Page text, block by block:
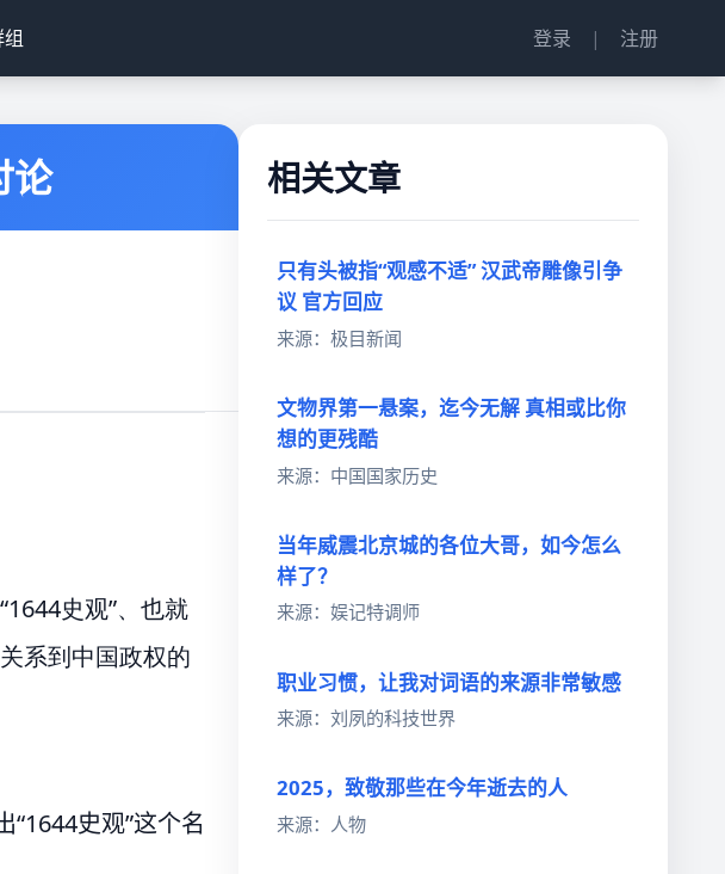
登录 | 注册
论
史观”、也就
系到中国政权的
史观”这个名
相关文章
只有头被指“观感不适” 汉武帝雕像引争
议 官方回应
来源：极目新闻
文物界第一悬案，迄今无解 真相或比你
想的更残酷
来源：中国国家历史
当年威震北京城的各位大哥，如今怎么
样了？
来源：娱记特调师
职业习惯，让我对词语的来源非常敏感
来源：刘夙的科技世界
2025，致敬那些在今年逝去的人
来源：人物